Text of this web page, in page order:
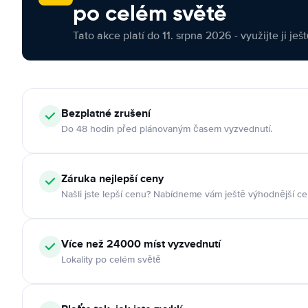
po celém světě
Tato akce platí do 11. srpna 2026 - využijte ji
Bezplatné zrušení
Do 48 hodin před plánovaným časem vyzvednutí.
Záruka nejlepší ceny
Našli jste lepší cenu? Nabídneme vám ještě výhodnější
Více než 24000 míst vyzvednutí
Lokality po celém světě